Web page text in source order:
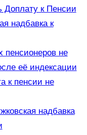
Доплату к Пенсии
надбавка к
пенсионеров не
её индексации
к пенсии не
надбавка